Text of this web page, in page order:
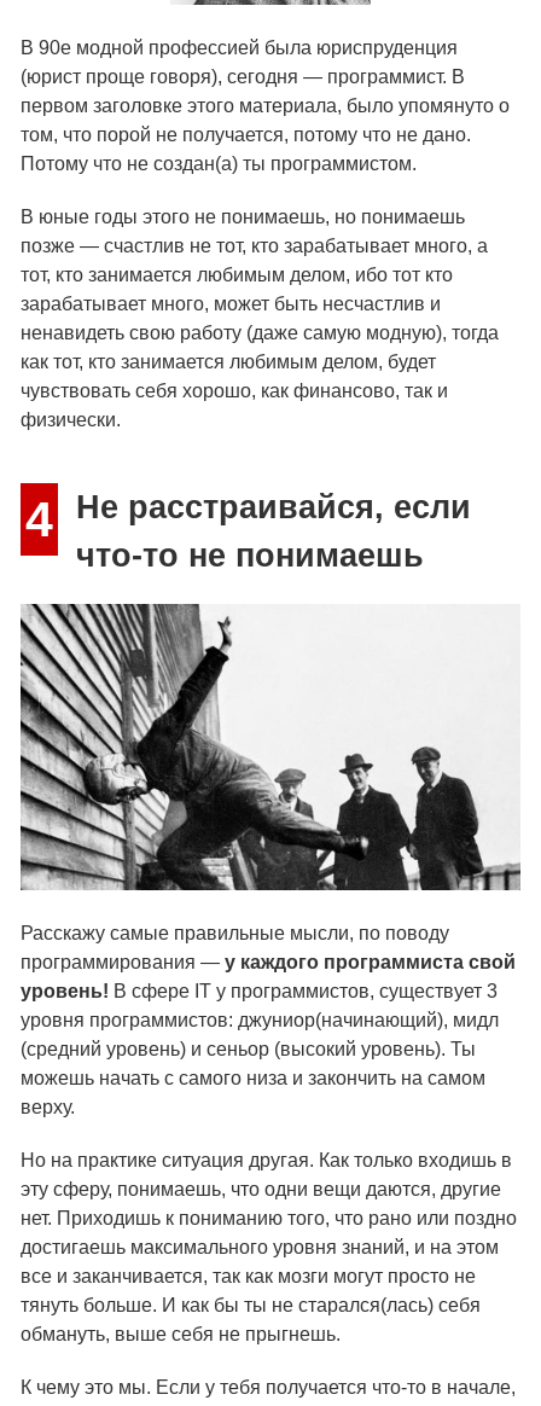
В 90е модной профессией была юриспруденция
(юрист проще говоря), сегодня — программист. В
первом заголовке этого материала, было упомянуто о
том, что порой не получается, потому что не дано.
Потому что не создан(а) ты программистом.
В юные годы этого не понимаешь, но понимаешь
позже — счастлив не тот, кто зарабатывает много, а
тот, кто занимается любимым делом, ибо тот кто
зарабатывает много, может быть несчастлив и
ненавидеть свою работу (даже самую модную), тогда
как тот, кто занимается любимым делом, будет
чувствовать себя хорошо, как финансово, так и
физически.
4
Не расстраивайся, если
что-то не понимаешь
Расскажу самые правильные мысли, по поводу
программирования — у каждого программиста свой
уровень! В сфере IT у программистов, существует 3
уровня программистов: джуниор(начинающий), мидл
(средний уровень) и сеньор (высокий уровень). Ты
можешь начать с самого низа и закончить на самом
верху.
Но на практике ситуация другая. Как только входишь в
эту сферу, понимаешь, что одни вещи даются, другие
нет. Приходишь к пониманию того, что рано или поздно
достигаешь максимального уровня знаний, и на этом
все и заканчивается, так как мозги могут просто не
тянуть больше. И как бы ты не старался(лась) себя
обмануть, выше себя не прыгнешь.
К чему это мы. Если у тебя получается что-то в начале,